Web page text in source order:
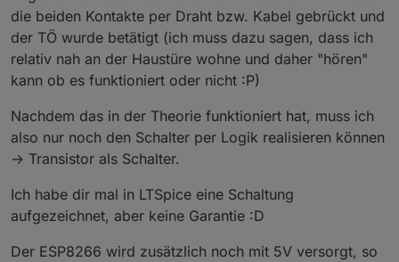
die beiden Kontakte per Draht bzw. Kabel gebrückt und
der TÖ wurde betätigt (ich muss dazu sagen, dass ich
relativ nah an der Haustüre wohne und daher "hören"
kann ob es funktioniert oder nicht :P)
Nachdem das in der Theorie funktioniert hat, muss ich
also nur noch den Schalter per Logik realisieren können
-> Transistor als Schalter.
Ich habe dir mal in LTSpice eine Schaltung
aufgezeichnet, aber keine Garantie :D
Der ESP8266 wird zusätzlich noch mit 5V versorgt, so